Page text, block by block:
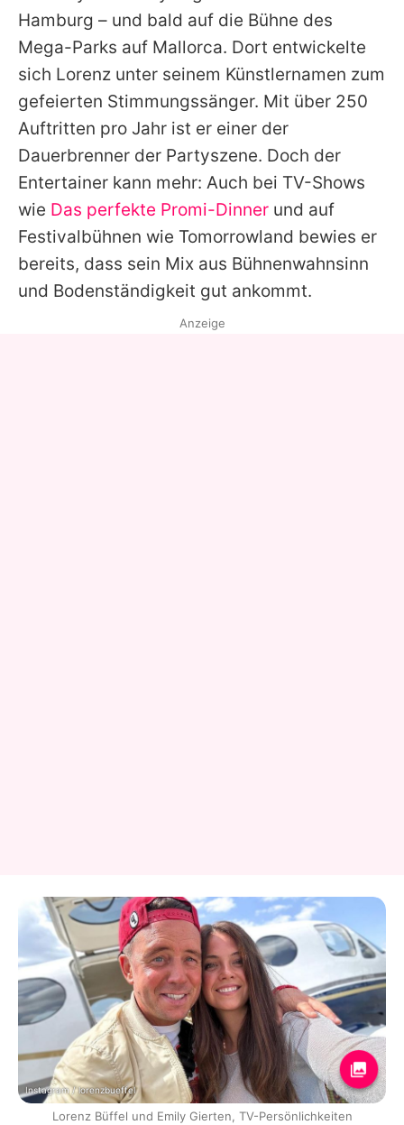
Hamburg – und bald auf die Bühne des
Mega-Parks auf Mallorca. Dort entwickelte
sich Lorenz unter seinem Künstlernamen zum
gefeierten Stimmungssänger. Mit über 250
Auftritten pro Jahr ist er einer der
Dauerbrenner der Partyszene. Doch der
Entertainer kann mehr: Auch bei TV-Shows
wie Das perfekte Promi-Dinner und auf
Festivalbühnen wie Tomorrowland bewies er
bereits, dass sein Mix aus Bühnenwahnsinn
und Bodenständigkeit gut ankommt.
Anzeige
Instagram / lorenzbueffel
Lorenz Büffel und Emily Gierten, TV-Persönlichkeiten